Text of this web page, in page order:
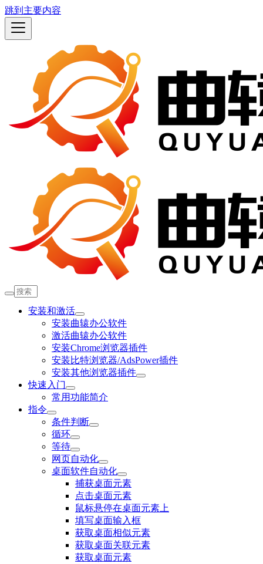
跳到主要内容
安装和激活
安装曲辕办公软件
激活曲辕办公软件
安装Chrome浏览器插件
安装比特浏览器/AdsPower插件
安装其他浏览器插件
快速入门
常用功能简介
指令
条件判断
循环
等待
网页自动化
桌面软件自动化
捕获桌面元素
点击桌面元素
鼠标悬停在桌面元素上
填写桌面输入框
获取桌面相似元素
获取桌面关联元素
获取桌面元素